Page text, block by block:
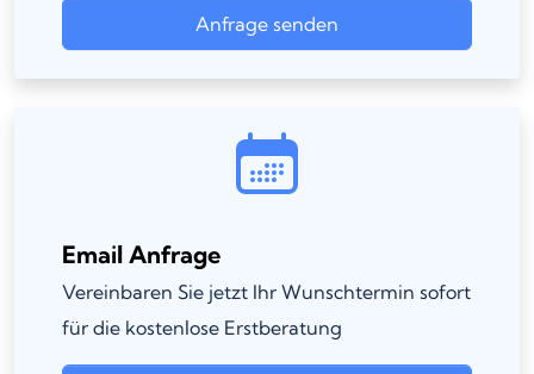
Anfrage senden
Email Anfrage
Vereinbaren Sie jetzt Ihr Wunschtermin sofort
für die kostenlose Erstberatung